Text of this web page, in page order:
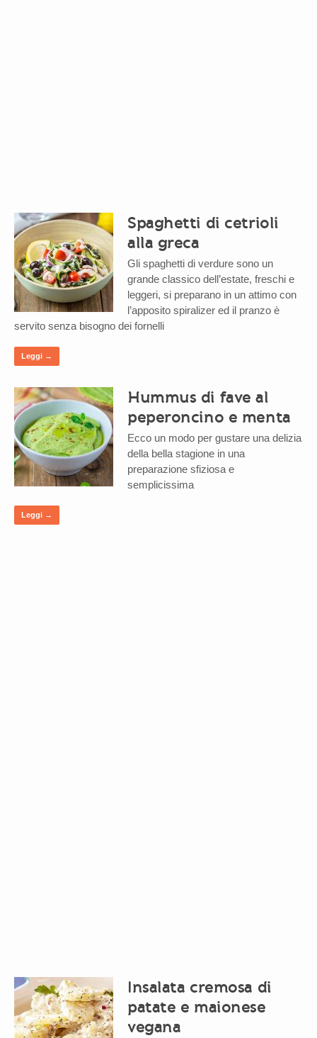
Spaghetti di cetrioli
alla greca
Gli spaghetti di verdure sono un
grande classico dell’estate, freschi e
leggeri, si preparano in un attimo con
l’apposito spiralizer ed il pranzo è
servito senza bisogno dei fornelli
Leggi →
Hummus di fave al
peperoncino e menta
Ecco un modo per gustare una delizia
della bella stagione in una
preparazione sfiziosa e
semplicissima
Leggi →
Insalata cremosa di
patate e maionese
vegana